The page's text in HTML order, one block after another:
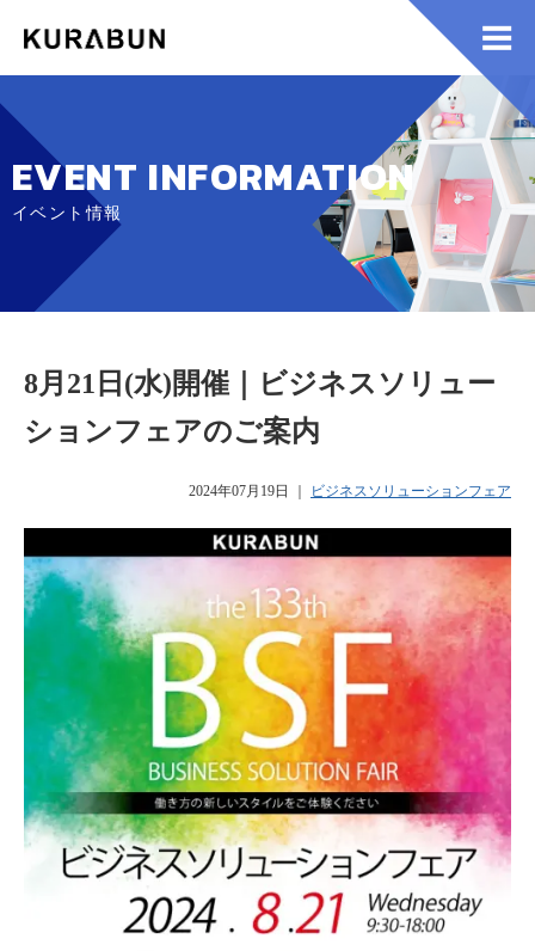
EVENT INFORMATION
イベント情報
8月21日(水)開催｜ビジネスソリュー
ションフェアのご案内
2024年07月19日 ビジネスソリューションフェア